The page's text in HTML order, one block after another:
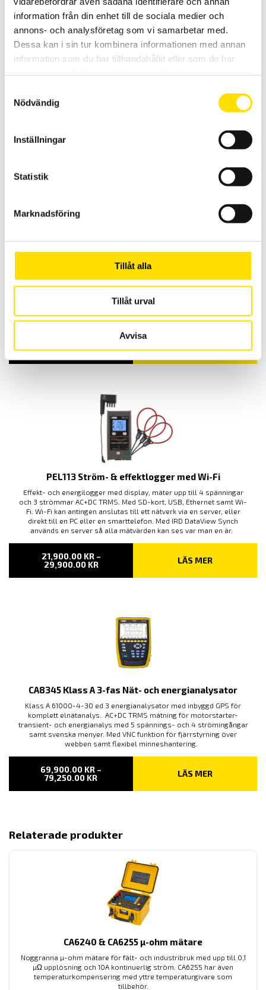
information från din enhet till de sociala medier och
annons- och analysföretag som vi samarbetar med.
Dessa kan i sin tur kombinera informationen med annan
information som du har tillhandahållit eller som de har
Nödvändig
Inställningar
Statistik
Marknadsföring
Tillåt alla
Tillåt urval
Avvisa
PEL112 Ström- & effektlogger med Wi-Fi
och 3 strömmar AC+DC TRMS. Med SD-kort, USB, Ethernet samt Wi-
direkt till en PC eller en smarttelefon. Med IRD DataView Synch
används en server så alla mätvärden kan ses var man en är. Klarar
17,990.00
Tillbehör strömtänger MiniFlex & AmpFlex till
Qualistar och PEL
Tillbehör strömtänger av rogowskityp med anslutningskontakt
avpassade för dessa effekt- och energianalysatorer från Chauvin-
Arnoux: PEL51, PEL52, PEL102, PEL103, PEL104, PEL105, PEL106, PEL112,
PEL113, CA8220, CA8331, CA8333, CA8336, CA83435.
2,805.00KR–4,370.00KRPRISINTERVALL:
2,805.00 KR
TILL
LÄS MER
PEL113 Ström- & effektlogger med Wi-Fi
Effekt- och energilogger med display, mäter upp till 4 spänningar
och 3 strömmar AC+DC TRMS. Med SD-kort, USB, Ethernet samt Wi-
Fi. Wi-Fi kan antingen anslutas till ett nätverk via en server, eller
direkt till en PC eller en smarttelefon. Med IRD DataView Synch
används en server så alla mätvärden kan ses var man en är.
21,900.00 KR –
29,900.00 KRPRISINTERVALL:
TILL
LÄS MER
CA8345 Klass A 3-fas Nät- och energianalysator
Klass A 61000-4-30 ed 3 energianalysator med inbyggd GPS för
komplett elnätanalys. AC+DC TRMS mätning för motorstarter-
transient- och energianalys med 5 spännings- och 4 strömingångar
samt svenska menyer. Med VNC funktion för fjärrstyrning över
webben samt flexibel minneshantering.
69,900.00 KR –
79,250.00 KRPRISINTERVALL:
TILL
LÄS MER
Relaterade produkter
CA6240 & CA6255 µ-ohm mätare
Noggranna µ-ohm mätare för fält- och industribruk med upp till 0,1
µΩ upplösning och 10A kontinuerlig ström. CA6255 har även
temperaturkompensering med yttre temperaturgivare som
tillbehör.